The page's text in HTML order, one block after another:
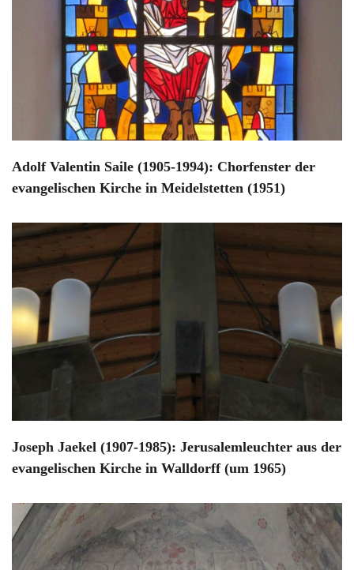
Adolf Valentin Saile (1905-1994): Chorfenster der
evangelischen Kirche in Meidelstetten (1951)
Joseph Jaekel (1907-1985): Jerusalemleuchter aus der
evangelischen Kirche in Walldorff (um 1965)